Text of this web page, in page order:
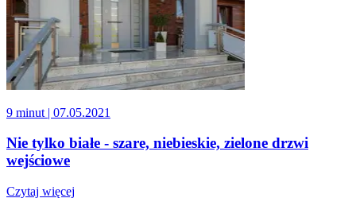
9 minut | 07.05.2021
Nie tylko białe - szare, niebieskie, zielone drzwi
wejściowe
Czytaj więcej